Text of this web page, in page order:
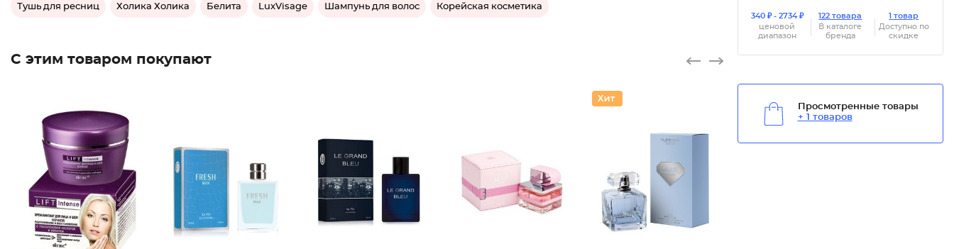
Тушь для ресниц Холика Холика Белита LuxVisage Шампунь для волос Корейская косметика
С этим товаром покупают
340 ₽ - 2734 ₽
ценовой
диапазон
122 товара
В каталоге
бренда
1 товар
Доступно по
скидке
Просмотренные товары
+ 1 товаров